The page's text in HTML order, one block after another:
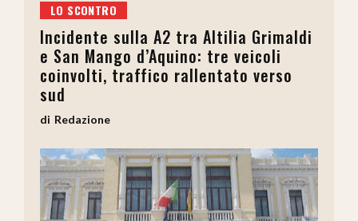
LO SCONTRO
Incidente sulla A2 tra Altilia Grimaldi
e San Mango d’Aquino: tre veicoli
coinvolti, traffico rallentato verso
sud
Redazione